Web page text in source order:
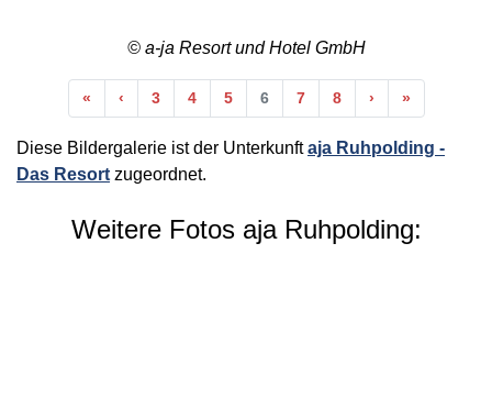
© a-ja Resort und Hotel GmbH
«Anfang
‹Vorherige
3 4 5 6 7 8 ›Nächste
»Ende
Diese Bildergalerie ist der Unterkunftaja Ruhpolding -
Das Resort zugeordnet.
Weitere Fotos aja Ruhpolding: